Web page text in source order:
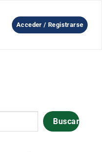
Acceder / Registrarse
Buscar